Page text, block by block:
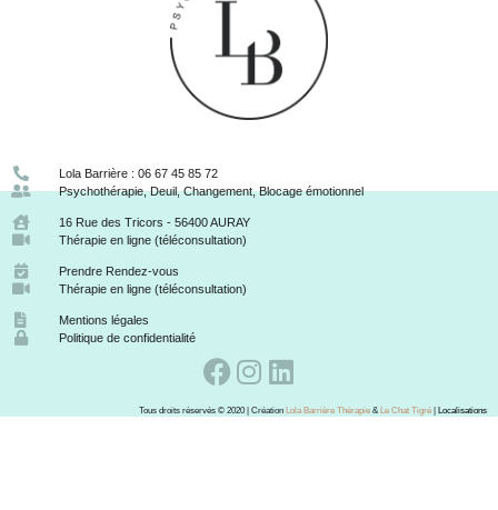
Lola Barrière : 06 67 45 85 72
Psychothérapie, Deuil, Changement, Blocage émotionnel
16 Rue des Tricors - 56400 AURAY
Thérapie en ligne (téléconsultation)
Prendre Rendez-vous
Thérapie en ligne (téléconsultation)
Mentions légales
Politique de confidentialité
Tous droits réservés © 2020 | Création Lola Barrière Thérapie & Le Chat Tigré | Localisations